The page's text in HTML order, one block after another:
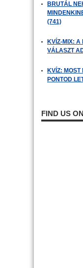
BRUTÁL
(741)
KVÍZ-MIX:
VÁLASZT
KVÍZ: MOST
PONTOD
FIND US